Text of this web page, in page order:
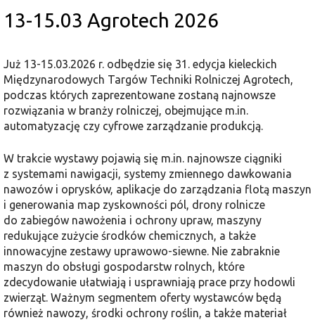
13-15.03 Agrotech 2026
Już 13-15.03.2026 r. odbędzie się 31. edycja kieleckich
Międzynarodowych Targów Techniki Rolniczej Agrotech,
podczas których zaprezentowane zostaną najnowsze
rozwiązania w branży rolniczej, obejmujące m.in.
automatyzację czy cyfrowe zarządzanie produkcją.
W trakcie wystawy pojawią się m.in. najnowsze ciągniki
z systemami nawigacji, systemy zmiennego dawkowania
nawozów i oprysków, aplikacje do zarządzania flotą maszyn
i generowania map zyskowności pól, drony rolnicze
do zabiegów nawożenia i ochrony upraw, maszyny
redukujące zużycie środków chemicznych, a także
innowacyjne zestawy uprawowo-siewne. Nie zabraknie
maszyn do obsługi gospodarstw rolnych, które
zdecydowanie ułatwiają i usprawniają prace przy hodowli
zwierząt. Ważnym segmentem oferty wystawców będą
również nawozy, środki ochrony roślin, a także materiał